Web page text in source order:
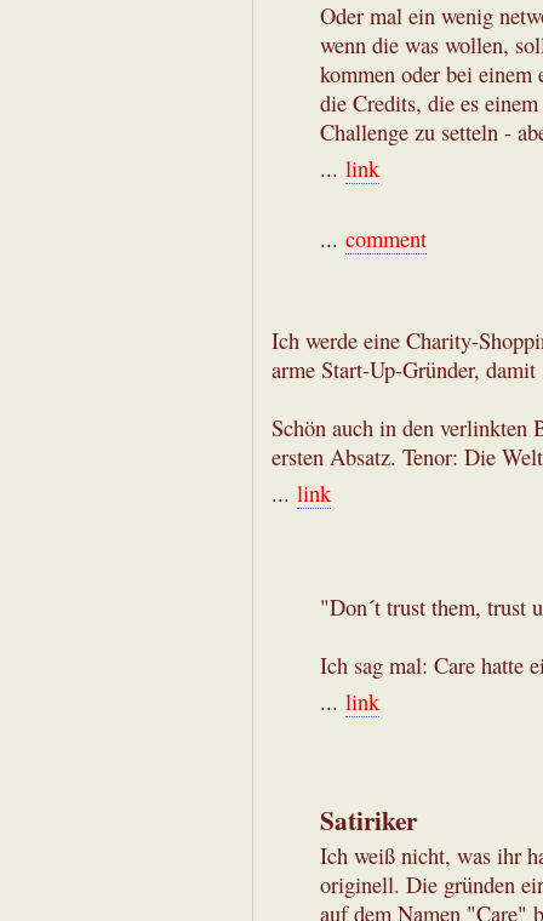
Oder mal ein wenig
wenn die was wollen,
kommen oder bei einem
die Credits, die es
Challenge zu setteln -
... link
... comment
Ich werde eine Charity-
arme Start-Up-Gründer,
Schön auch in den verlinkten
ersten Absatz. Tenor: Die
... link
"Don´t trust them, trust
Ich sag mal: Care hatte
... link
Satiriker
Ich weiß nicht, was ihr
originell. Die gründen
auf dem Namen "Care"